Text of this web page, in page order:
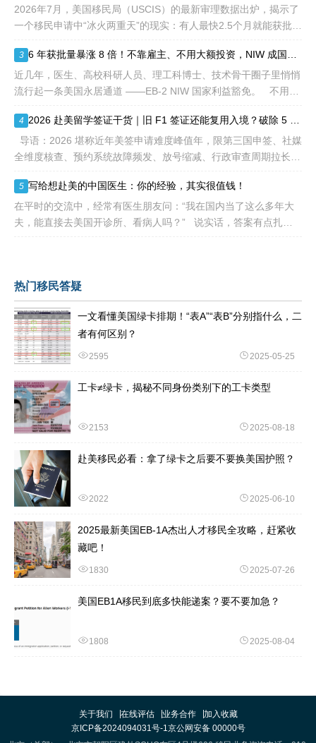
到中国杰出人才的青睐。
2026年7月，美国移民局（USCIS）的最新审理数据出炉，揭示了
一个移民申请中“冰火两重天”的现实：有人最快2.5个月就能获批，
一
3
近几年，医生、高校科研人员、理工科博士、技术骨干圈子里悄悄
流行起一条美国永居通道 ——EB-2 NIW 国家利益豁免。 不用提
4
全维度核查、预约系统故障频发、放号缩减、行政审查周期拉长，
5 写给想赴美的中国医生：你的经验，其实很值钱！
在平时的交流中，经常有医生朋友问：“我在国内当了这么多年大
夫，能直接去美国开诊所、看病人吗？” 说实话，答案有点扎
热门移民答疑
一文看懂美国绿卡排期！“表A”“表B”分别指什么，二
者有何区别？
2595 2025-05-25
工卡≠绿卡，揭秘不同身份类别下的工卡类型
2153 2025-08-18
赴美移民必看：拿了绿卡之后要不要换美国护照？
2022 2025-06-10
2025最新美国EB-1A杰出人才移民全攻略，赶紧收
藏吧！
1830 2025-07-26
美国EB1A移民到底多快能递案？要不要加急？
1808 2025-08-04
关于我们 在线评估 业务合作
加入收藏
京ICP备2024094031号-1京公网安备 00000号